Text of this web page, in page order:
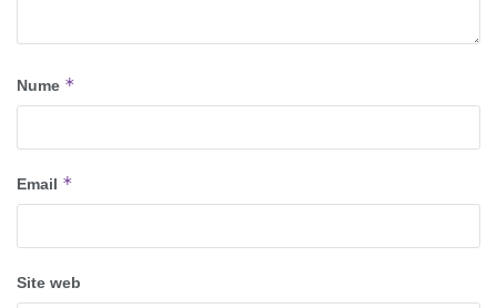
Nume *
Email *
Site web